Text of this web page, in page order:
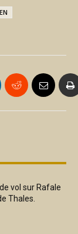
vol sur Rafale
Thales.